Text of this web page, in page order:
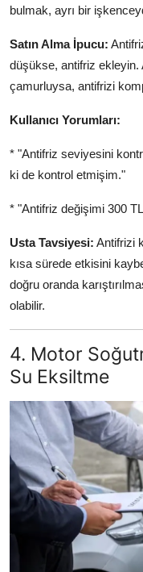
bulmak, ayrı bir
Satın Alma İpucu:
düşükse, antifriz ekleyin.
çamurluysa, antifrizi
Kullanıcı Yorumları:
* "Antifriz seviyesini
ki de kontrol etmişim."
* "Antifriz değişimi 300
Usta Tavsiyesi: Antifrizi
kısa sürede etkisini
doğru oranda
olabilir.
4. Motor
Su Eksiltme